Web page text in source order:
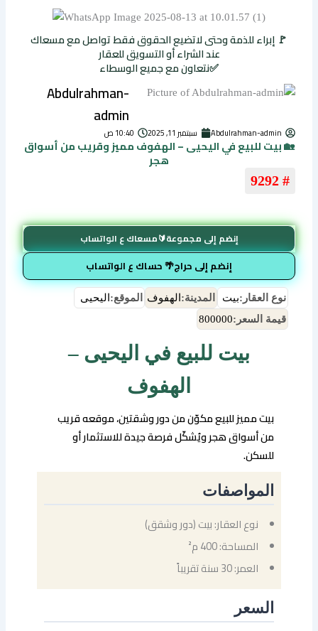
🚩 إبراء للذمة وحتى لاتضيع الحقوق فقط تواصل مع مسعاك
عند الشراء أو التسويق للعقار
✅نتعاون مع جميع الوسطاء
Abdulrahman-
admin
Abdulrahman-admin سبتمبر 11, 2025 10:40 ص
🏡 بيت للبيع في اليحيى – الهفوف مميز وقريب من أسواق
هجر
# 9292
إنضم إلى مجموعة🔰مسعاك ع الواتساب
إنضم إلى حراج🌴 حساك ع الواتساب
نوع العقار:بيت المدينة: الهفوف الموقع: اليحيى
قيمة السعر:800000
بيت للبيع في اليحيى –
الهفوف
بيت مميز للبيع مكوّن من دور وشقتين، موقعه قريب
من أسواق هجر ويُشكّل فرصة جيدة للاستثمار أو
للسكن.
المواصفات
نوع العقار: بيت (دور وشقق)
المساحة: 400 م²
العمر: 30 سنة تقريباً
السعر